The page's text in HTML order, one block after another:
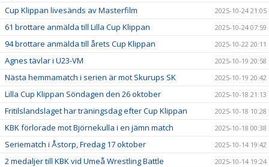
Cup Klippan livesänds av Masterfilm 2025-10-24 21:05
61 brottare anmälda till Lilla Cup Klippan 2025-10-24 07:59
94 brottare anmälda till årets Cup Klippan 2025-10-22 20:11
Agnes tävlar i U23-VM 2025-10-19 20:58
Nästa hemmamatch i serien är mot Skurups SK 2025-10-19 20:42
Lilla Cup Klippan Söndagen den 26 oktober 2025-10-18 21:13
Fritilslandslaget har träningsdag efter Cup Klippan 2025-10-18 10:28
KBK förlorade mot Björnekulla i en jämn match 2025-10-18 00:38
Seriematch i Åstorp, Fredag 17 oktober 2025-10-14 19:42
2 medaljer till KBK vid Umeå Wrestling Battle 2025-10-14 19:24